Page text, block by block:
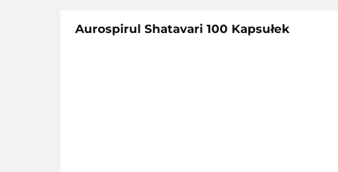
Aurospirul Shatavari 100 Kapsułek